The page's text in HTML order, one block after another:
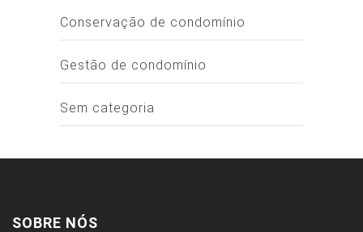
Conservação de condomínio
Gestão de condomínio
Sem categoria
SOBRE NÓS